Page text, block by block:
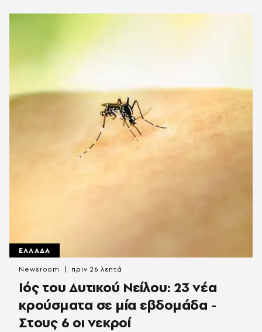
ΕΛΛΑΔΑ
Ιός του Δυτικού Νείλου: 23 νέα
κρούσματα σε μία εβδομάδα -
Στους 6 οι νεκροί
Newsroom πριν 26 λεπτά